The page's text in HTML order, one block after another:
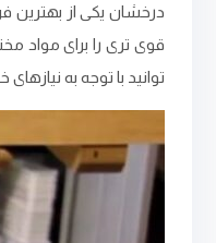
درخشان یکی از بهترین
قوی ‌تری را برای مواد
توانید با توجه به